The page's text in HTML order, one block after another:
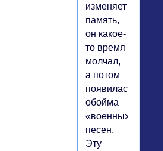
изменяет
память,
он какое-
то время
молчал,
а потом
появилась
обойма
«военных»
песен.
Эту